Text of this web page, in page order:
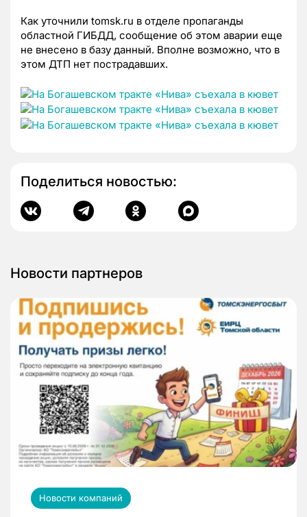
Как уточнили tomsk.ru в отделе пропаганды
областной ГИБДД, сообщение об этом аварии еще
не внесено в базу данный. Вполне возможно, что в
этом ДТП нет пострадавших.
Поделиться новостью:
Новости партнеров
Новости компаний